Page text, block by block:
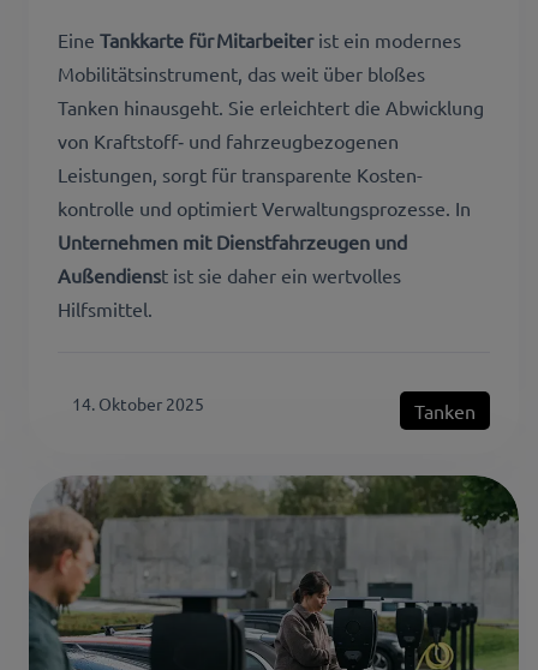
EineTankkarte für Mitarbeiterist ein modernes
Mobilitäts­instrument, das weit über bloßes
Tanken hinausgeht. Sie erleichtert die Abwicklung
von Kraftstoff‑ und fahrzeugbezogenen
Leistungen, sorgt für transparente Kosten­
kontrolle und optimiert Verwaltungs­prozesse. In
Unternehmen mit Dienst­fahrzeugen und
Außendienst ist sie daher ein wertvolles
Hilfsmittel.
14. Oktober 2025 Tanken